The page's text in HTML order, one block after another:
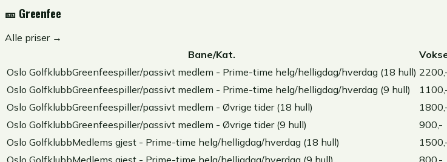
🎫 Greenfee
Alle priser →
Bane/Kat.
Oslo GolfklubbGreenfeespiller/passivt medlem - Prime-time helg/helligdag/hverdag (18 hull)
Oslo GolfklubbGreenfeespiller/passivt medlem - Prime-time helg/helligdag/hverdag (9 hull)
Oslo GolfklubbGreenfeespiller/passivt medlem - Øvrige tider (18 hull)
Oslo GolfklubbGreenfeespiller/passivt medlem - Øvrige tider (9 hull) 900,-
Oslo GolfklubbMedlems gjest - Prime-time helg/helligdag/hverdag (18 hull)
Oslo GolfklubbMedlems gjest - Prime-time helg/helligdag/hverdag (9 hull) 800,-